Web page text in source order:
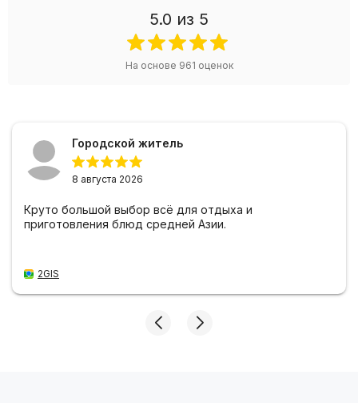
5.0 из 5
На основе 961 оценок
Городской житель
8 августа 2026
Круто большой выбор всё для отдыха и
приготовления блюд средней Азии.
2GIS